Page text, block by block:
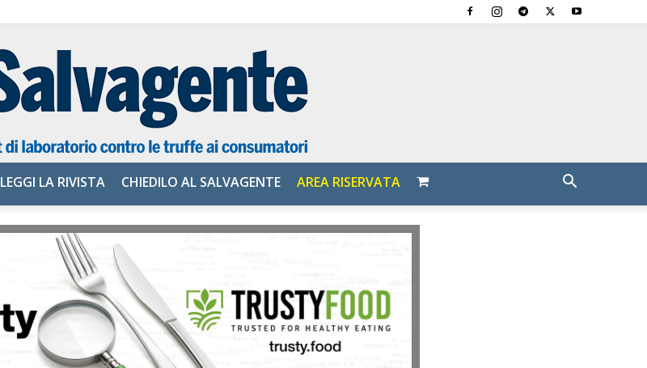
Salvagente
LEGGI LA RIVISTA CHIEDILO AL SALVAGENTE AREA RISERVATA